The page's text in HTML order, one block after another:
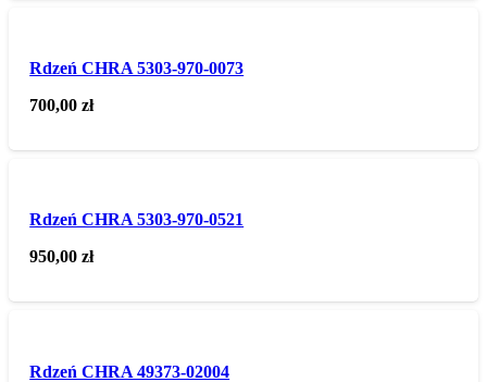
Rdzeń CHRA 5303-970-0073
700,00zł
Rdzeń CHRA 5303-970-0521
950,00zł
Rdzeń CHRA 49373-02004